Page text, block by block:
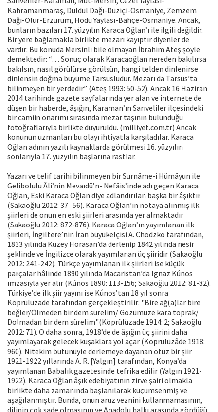
Kahramanmaraş, Düldül Dağı-Düziçi-Osmaniye, Zemzem
Dağı-Olur-Erzurum, Hodu Yaylası-Bahçe-Osmaniye. Ancak,
bunların bazıları 17. yüzyılın Karaca Oğlan’ı ile ilgili değildir.
Bir yere bağlamakla birlikte mezarı kayıptır diyenler de
vardır: Bu konuda Mersinli bile olmayan İbrahim Ateş şöyle
demektedir: “… Sonuç olarak Karacaoğlan nereden bakılırsa
bakılsın, nasıl görülürse görülsün, hangi telden dinlenirse
dinlensin doğma büyüme Tarsusludur. Mezarı da Tarsus’ta
bilinmeyen bir yerdedir” (Ateş 1993: 50-52). Ancak 16 Haziran
2014 tarihinde gazete sayfalarında yer alan ve internete de
düşen bir haberde, âşığın, Karaman’ın Sarıveliler ilçesindeki
bir camiin onarımı sırasında mezar taşının bulunduğu
fotoğraflarıyla birlikte duyuruldu. (milliyet.com.tr) Ancak
konunun uzmanları bu olayı ihtiyatla karşıladılar. Karaca
Oğlan adının yazılı kaynaklarda görülmesi 16. yüzyılın
sonlarıyla 17. yüzyılın başlarına rastlar.
Yazarı ve telif tarihi bilinmeyen bir Surnâme-i Hümâyun ile
Gelibolulu Âli’nin Mevaıdü’n- Nefâis’inde adı geçen Karaca
Oğlan, Eski Karaca Oğlan diye adlandırılan başka bir âşıktır
(Sakaoğlu 2012: 37- 56). Karaca Oğlan’ın notaya alınmış ilk
şiirleri de onun en eski şiirleri arasında yer almaktadır
(Sakaoğlu 2012: 872-876). Karaca Oğlan’ın yayımlanan ilk
şiirleri, İngiltere’nin İran büyükelçisi A. Chodzko tarafından,
1833 yılında Kuzey Horasan’da derlenip 1842 yılında nesir
şeklinde ve İngilizce olarak yayımlanan üç şiiridir (Sakaoğlu
2012: 241-242). Türkçe yayımlanan ilk şiirleri ise küçük
parçalar hâlinde 1890 yılında Macaristan’da Ignaz Kúnos
imzasıyla yer alır (Kúnos 1890: 113-156; Sakaoğlu 2012: 81-82).
Türkiye’de ilk şiir yayını ise Kúnos’tan 18 yıl sonra
Köprülüzade tarafından gerçekleştirilir: "Bire ağ(a)lar bire
beğler/Ölmeden bir dem sürelim/ Gözümüze kara toprak/
Dolmadan bir dem sürelim"(Köprülüzade 1914: 2; Sakaoğlu
2012: 71). O daha sonra, 1918’de de âşığın üç şiirini daha
yayımlayarak gelecek kuşaklara yol açar (Köprülüzâde 1918:
960). Nitekim bütünüyle derlemeye dayanan otuz bir şiir
1921-1922 yıllarında A. R. [Yalgın] tarafından, Konya’da
yayımlanan Babalık gazetesinde tefrika edilir (Yalgın 1921-
1922). Karaca Oğlan âşık edebiyatının zirve şairi olmakla
birlikte daha zamanında başlanılarak küçümsenmiş ve
aşağılanmıştır. Bunda, onun aruz veznini kullanmamasının,
dilinin çok sade olmasının ve Anadolu halkı arasında gördüğü